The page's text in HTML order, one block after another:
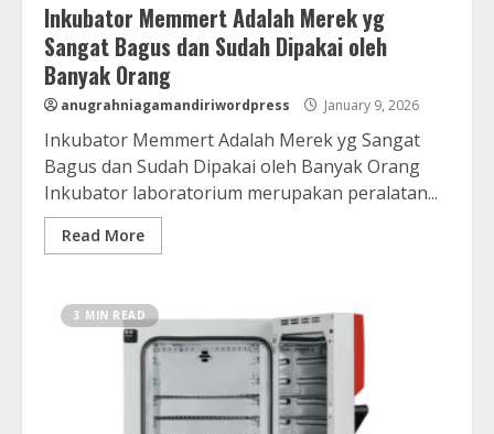
Inkubator Memmert Adalah Merek yg
Sangat Bagus dan Sudah Dipakai oleh
Banyak Orang
anugrahniagamandiriwordpress January 9, 2026
Inkubator Memmert Adalah Merek yg Sangat
Bagus dan Sudah Dipakai oleh Banyak Orang
Inkubator laboratorium merupakan peralatan...
Read More
3 MIN READ